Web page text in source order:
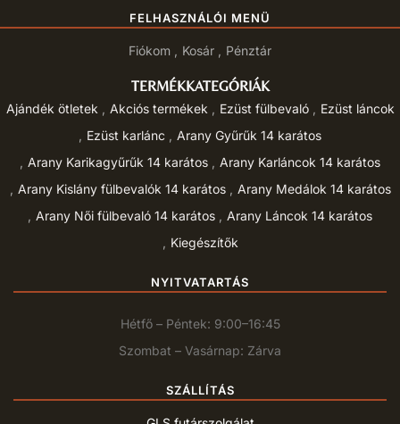
FELHASZNÁLÓI MENÜ
Fiókom Kosár Pénztár
TERMÉKKATEGÓRIÁK
Ajándék ötletek Akciós termékek Ezüst fülbevaló
Ezüst láncok
Ezüst karlánc
Arany Gyűrűk 14 karátos
Arany Karikagyűrűk 14 karátos
Arany Karláncok 14 karátos
Arany Kislány fülbevalók 14 karátos
Arany Medálok 14 karátos
Arany Női fülbevaló 14 karátos
Arany Láncok 14 karátos
Kiegészítők
NYITVATARTÁS
Hétfő – Péntek: 9:00–16:45
Szombat – Vasárnap: Zárva
SZÁLLÍTÁS